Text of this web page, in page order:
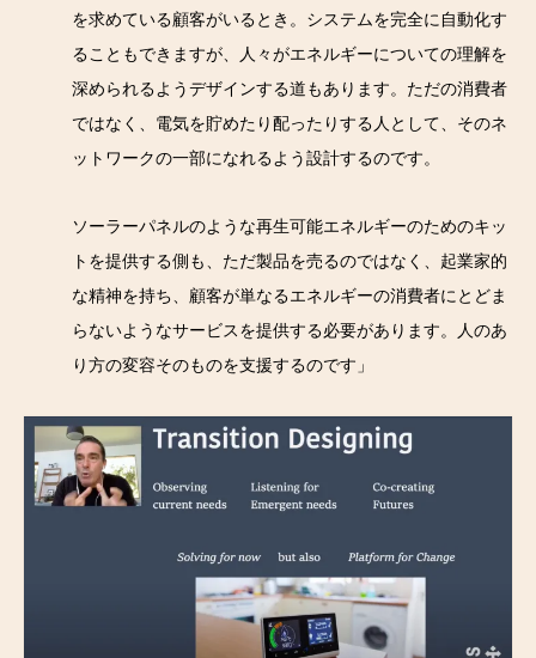
を求めている顧客がいるとき。システムを完全に自動化す
ることもできますが、人々がエネルギーについての理解を
深められるようデザインする道もあります。ただの消費者
ではなく、電気を貯めたり配ったりする人として、そのネ
ットワークの一部になれるよう設計するのです。
ソーラーパネルのような再生可能エネルギーのためのキッ
トを提供する側も、ただ製品を売るのではなく、起業家的
な精神を持ち、顧客が単なるエネルギーの消費者にとどま
らないようなサービスを提供する必要があります。人のあ
り方の変容そのものを支援するのです」